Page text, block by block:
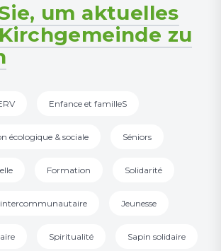
um aktuelles
zu
Enfance et familleS
écologique & sociale Séniors
Formation Solidarité
Jeunesse
Spiritualité Sapin solidaire